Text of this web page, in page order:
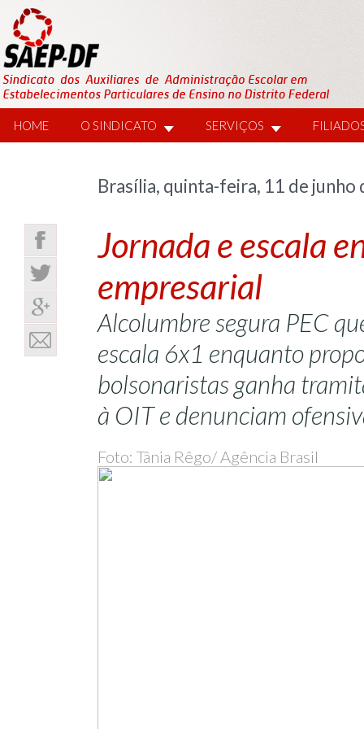
HOME O SINDICATO SERVIÇOS
Brasília, quinta-feira, 11 de junho
Jornada e escala
empresarial
Alcolumbre segura PEC
escala 6x1 enquanto
bolsonaristas ganha
à OIT e denunciam
Foto: Tânia Rêgo/ Agência Brasil